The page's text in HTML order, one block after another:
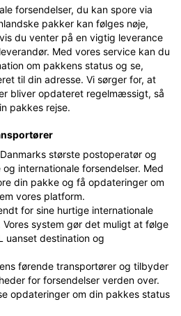
forsendelser, du kan spore via
pakker kan følges nøje,
du venter på en vigtig leverance
Med vores service kan du
om pakkens status og se,
til din adresse. Vi sørger for, at
bliver opdateret regelmæssigt, så
pakkes rejse.
største postoperatør og
internationale forsendelser. Med
din pakke og få opdateringer om
vores platform.
for sine hurtige internationale
system gør det muligt at følge
uanset destination og
førende transportører og tilbyder
for forsendelser verden over.
opdateringer om din pakkes status